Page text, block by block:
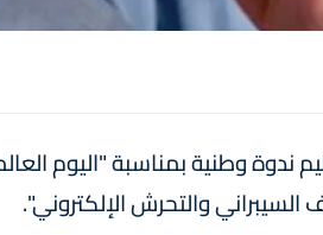
ندوة وطنية بمناسبة "اليوم
والتحرش الإلكتروني".